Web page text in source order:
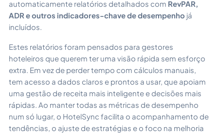
automaticamente relatórios detalhados com RevPAR,
ADR e outros indicadores-chave de desempenho já
incluídos.
Estes relatórios foram pensados para gestores
hoteleiros que querem ter uma visão rápida sem esforço
extra. Em vez de perder tempo com cálculos manuais,
tem acesso a dados claros e prontos a usar, que apoiam
uma gestão de receita mais inteligente e decisões mais
rápidas. Ao manter todas as métricas de desempenho
num só lugar, o HotelSync facilita o acompanhamento de
tendências, o ajuste de estratégias e o foco na melhoria